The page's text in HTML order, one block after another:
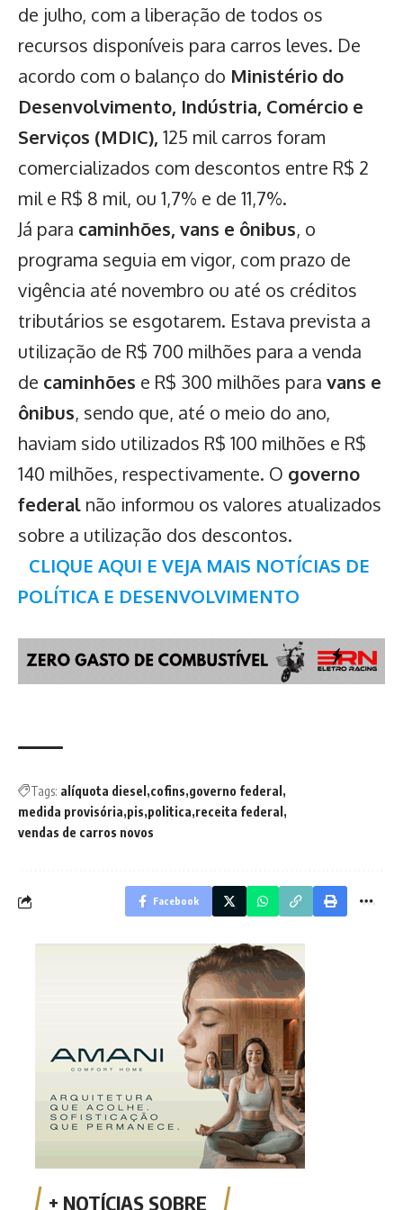
de julho, com a liberação de todos os
recursos disponíveis para carros leves. De
acordo com o balanço do Ministério do
Desenvolvimento, Indústria, Comércio e
Serviços (MDIC), 125 mil carros foram
comercializados com descontos entre R$ 2
mil e R$ 8 mil, ou 1,7% e de 11,7%.
Já para caminhões, vans e ônibus, o
programa seguia em vigor, com prazo de
vigência até novembro ou até os créditos
tributários se esgotarem. Estava prevista a
utilização de R$ 700 milhões para a venda
de caminhões e R$ 300 milhões para vans e
ônibus, sendo que, até o meio do ano,
haviam sido utilizados R$ 100 milhões e R$
140 milhões, respectivamente. O governo
federal não informou os valores atualizados
sobre a utilização dos descontos.
CLIQUE AQUI E VEJA MAIS NOTÍCIAS DE
POLÍTICA E DESENVOLVIMENTO
Tags: alíquota diesel cofins governo federal
medida provisória pis politica receita federal
vendas de carros novos
Facebook